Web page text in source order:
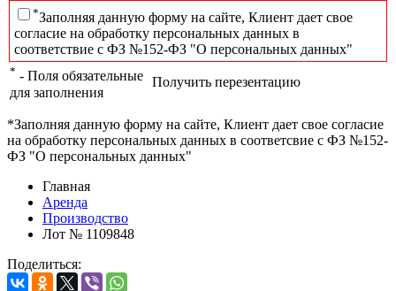
*Заполняя данную форму на сайте, Клиент дает свое
согласие на обработку персональных данных в
соответствие с ФЗ №152-ФЗ "О персональных данных"
* - Поля обязательные
для заполнения
Получить перезентацию
*Заполняя данную форму на сайте, Клиент дает свое согласие
на обработку персональных данных в соответсвие с ФЗ №152-
ФЗ "О персональных данных"
Главная
Аренда
Производство
Лот № 1109848
Поделиться: